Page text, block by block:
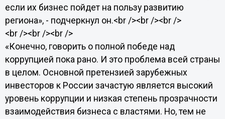
если их бизнес пойдет на пользу развитию
региона», - подчеркнул он.<br /><br /><br />
<br /><br /><br />
«Конечно, говорить о полной победе над
коррупцией пока рано. И это проблема всей страны
в целом. Основной претензией зарубежных
инвесторов к России зачастую является высокий
уровень коррупции и низкая степень прозрачности
взаимодействия бизнеса с властями. Но, тем не